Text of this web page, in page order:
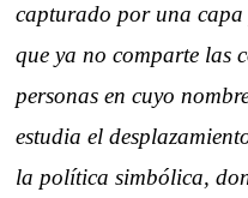
capturado por una
que ya no comparte las
personas en cuyo
estudia el
la política simbólica,